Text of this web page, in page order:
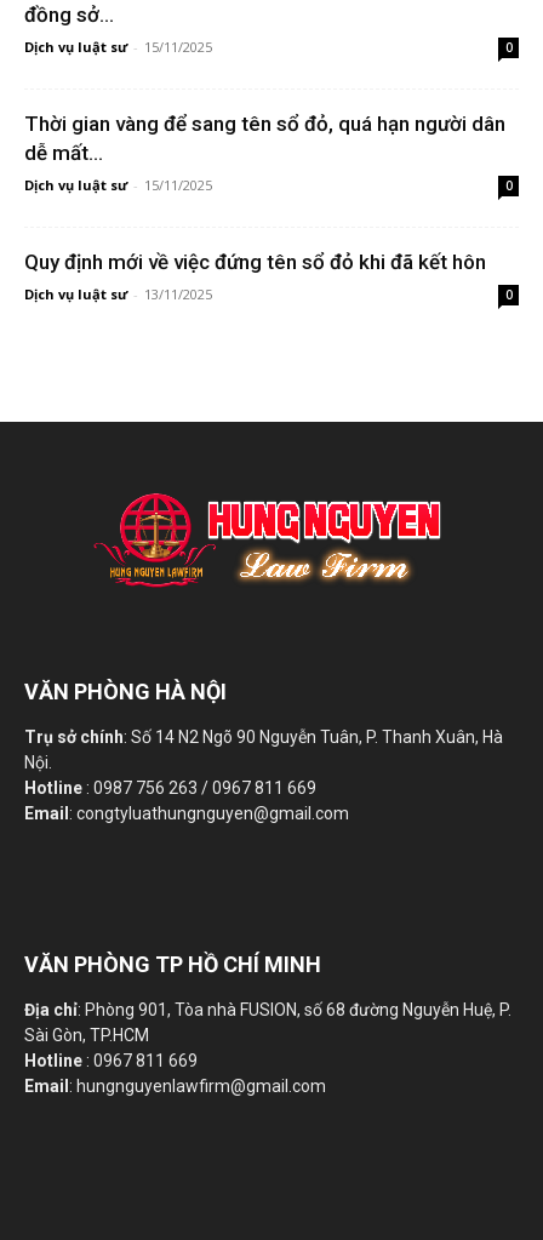
đồng sở...
Dịch vụ luật sư - 15/11/2025 0
Thời gian vàng để sang tên sổ đỏ, quá hạn người dân
dễ mất...
Dịch vụ luật sư - 15/11/2025 0
Quy định mới về việc đứng tên sổ đỏ khi đã kết hôn
Dịch vụ luật sư - 13/11/2025 0
VĂN PHÒNG HÀ NỘI
Trụ sở chính: Số 14 N2 Ngõ 90 Nguyễn Tuân, P. Thanh Xuân, Hà
Nội.
Hotline : 0987 756 263 / 0967 811 669
Email : congtyluathungnguyen@gmail.com
VĂN PHÒNG TP HỒ CHÍ MINH
Địa chỉ: Phòng 901, Tòa nhà FUSION, số 68 đường Nguyễn Huệ, P.
Sài Gòn, TP.HCM
Hotline : 0967 811 669
Email : hungnguyenlawfirm@gmail.com